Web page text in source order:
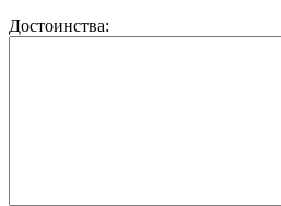
Достоинства: